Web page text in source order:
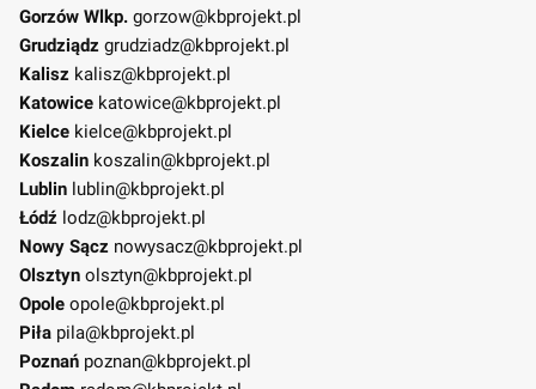
Gorzów Wlkp. gorzow@kbprojekt.pl
Grudziądz grudziadz@kbprojekt.pl
Kalisz kalisz@kbprojekt.pl
Katowice katowice@kbprojekt.pl
Kielce kielce@kbprojekt.pl
Koszalin koszalin@kbprojekt.pl
Lublin lublin@kbprojekt.pl
Łódź lodz@kbprojekt.pl
Nowy Sącz nowysacz@kbprojekt.pl
Olsztyn olsztyn@kbprojekt.pl
Opole opole@kbprojekt.pl
Piła pila@kbprojekt.pl
Poznań poznan@kbprojekt.pl